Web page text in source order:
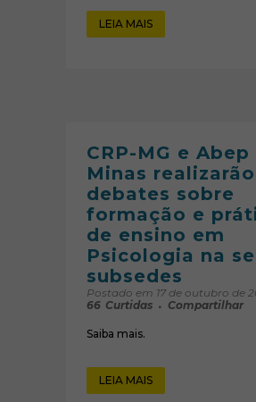
LEIA MAIS
CRP-MG e Abep
Minas realizarão
debates sobre
formação e
de ensino em
Psicologia na
subsedes
Postado em 17 de outubro de
66 Curtidas Compartilhar
Saiba mais.
LEIA MAIS